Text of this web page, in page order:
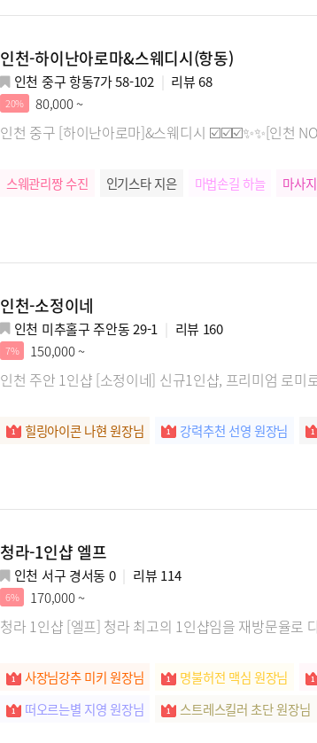
인천-하이난아로마&스웨디시(항동)
인천 중구 항동7가 58-102 리뷰68
20% 80,000 ~
인천 중구 [하이난아로마]&스웨디시 ☑️☑️☑️✨✨[인천
스웨관리짱 수진 인기스타 지은 마법손길 하늘 마사
인천-소정이네
인천 미추홀구 주안동 29-1 리뷰 160
7% 150,000 ~
인천 주안 1인샵 [소정이네] 신규1인샵, 프리미엄 로미
힐링아이콘 나현 원장님 강력추천 선영 원장님
청라-1인샵 엘프
인천 서구 경서동 0 리뷰 114
6% 170,000 ~
청라 1인샵 [엘프] 청라 최고의 1인샵임을 재방문율로
사장님강추 미키 원장님 명불허전 맥심 원장님
떠오르는별 지영 원장님
스트레스킬러 초단 원장님